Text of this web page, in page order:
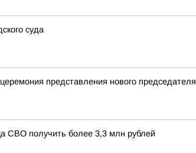
суда
представления нового председателя
СВО получить более 3,3 млн рублей